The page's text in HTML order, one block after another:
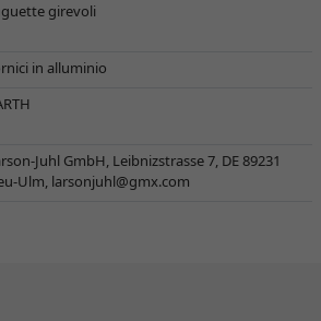
girevoli
in alluminio
Juhl GmbH, Leibnizstrasse 7, DE 89231
Ulm, larsonjuhl@gmx.com